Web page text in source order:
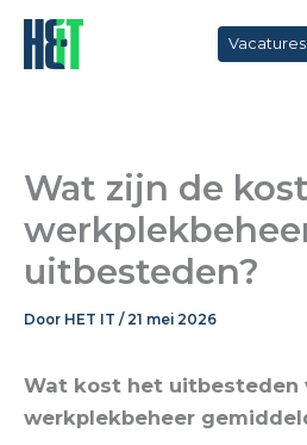
Ga
naar
Vacatures
Wat zijn de
uitbesteden?
Door HET IT / 21 mei 2026
Wat kost het uitbesteden
werkplekbeheer